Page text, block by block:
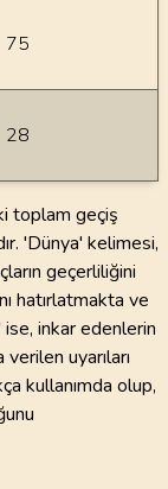
75
28
toplam geçiş
'Dünya' kelimesi,
geçerliliğini
hatırlatmakta ve
inkar edenlerin
uyarıları
kullanımda olup,